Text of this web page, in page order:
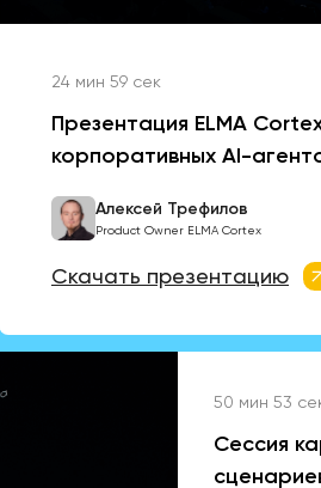
24 мин 59 сек
Презентация ELMA
корпоративных AI-
Алексей Трефилов
Product Owner ELMA Cortex
Скачать презентацию
50 мин 53
Сессия